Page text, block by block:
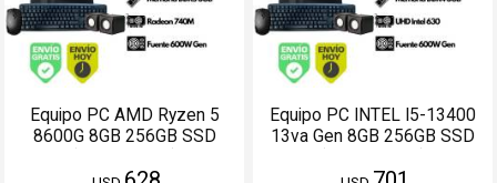
Equipo PC AMD Ryzen 5
8600G 8GB 256GB SSD
Equipo PC INTEL I5-13400
13va Gen 8GB 256GB SSD